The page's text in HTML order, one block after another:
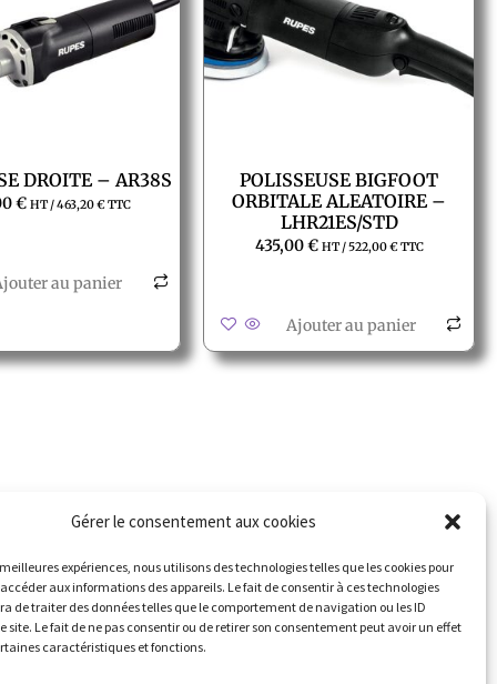
Gérer le consentement aux cookies
expériences, nous utilisons des technologies telles que les cookies pour
aux informations des appareils. Le fait de consentir à ces technologies
de traiter des données telles que le comportement de navigation ou les ID
site. Le fait de ne pas consentir ou de retirer son consentement peut avoir un effet
caractéristiques et fonctions.
DROITE – AR38S
€ HT /463,20€TTC
au panier
POLISSEUSE BIGFOOT
ORBITALE ALEATOIRE –
LHR21ES/STD
435,00€ HT /522,00€TTC
Ajouter au panier
contacter
météo